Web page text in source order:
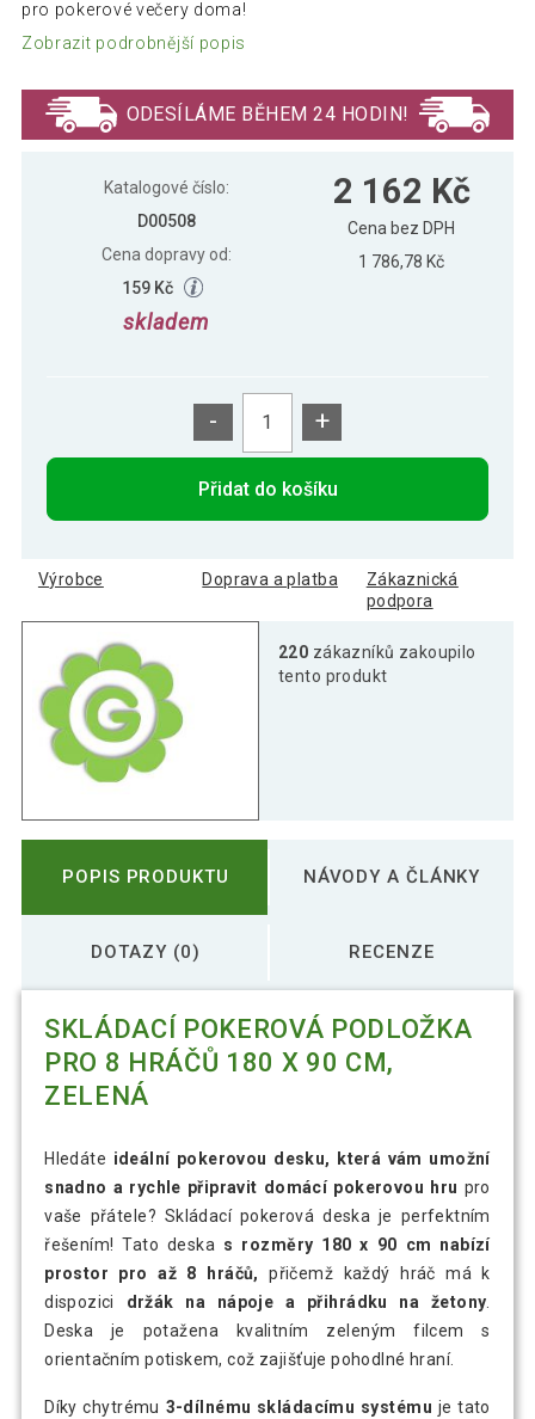
pro pokerové večery doma!
Zobrazit podrobnější popis
ODESÍLÁME BĚHEM 24 HODIN!
Katalogové číslo:
D00508
Cena dopravy od:
159 Kč
skladem
2 162 Kč
Cena bez DPH
1 786,78 Kč
- +
Přidat do košíku
Výrobce Doprava a platba
Zákaznická
podpora
220 zákazníků zakoupilo
tento produkt
POPIS PRODUKTU NÁVODY A ČLÁNKY
DOTAZY (0) RECENZE
SKLÁDACÍ POKEROVÁ PODLOŽKA
PRO 8 HRÁČŮ 180 X 90 CM,
ZELENÁ
Hledáte ideální pokerovou desku, která vám umožní
snadno a rychle připravit domácí pokerovou hru pro
vaše přátele? Skládací pokerová deska je perfektním
řešením! Tato deska s rozměry 180 x 90 cm nabízí
prostor pro až 8 hráčů,
přičemž každý hráč má k
dispozici držák na nápoje a přihrádku na žetony
Deska je potažena kvalitním zeleným filcem s
orientačním potiskem, což zajišťuje pohodlné hraní.
Díky chytrému 3-dílnému skládacímu systému je tato